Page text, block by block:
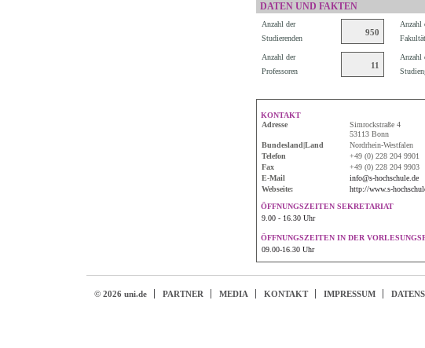
DATEN UND FAKTEN
Anzahl der
Studierenden
950
Anzahl
Anzahl der
Professoren
11
Anzahl
KONTAKT
Adresse
Simrockstraße 4
53113 Bonn
Bundesland|Land
Nordrhein-Westfalen
Telefon
+49 (0) 228 204 9901
Fax
+49 (0) 228 204 9903
E-Mail
info@s-hochschule.de
Webseite:
http://www.s-
ÖFFNUNGSZEITEN SEKRETARIAT
9.00 - 16.30 Uhr
ÖFFNUNGSZEITEN IN DER
09.00-16.30 Uhr
© 2026 uni.de PARTNER MEDIA KONTAKT IMPRESSUM